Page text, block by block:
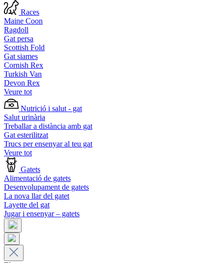
Races
Maine Coon
Ragdoll
Gat persa
Scottish Fold
Gat siames
Cornish Rex
Turkish Van
Devon Rex
Veure tot
Nutrició i salut - gat
Salut urinària
Treballar a distància amb gat
Gat esterilitzat
Trucs per ensenyar al teu gat
Veure tot
Gatets
Alimentació de gatets
Desenvolupament de gatets
La nova llar del gatet
Layette del gat
Jugar i ensenyar – gatets